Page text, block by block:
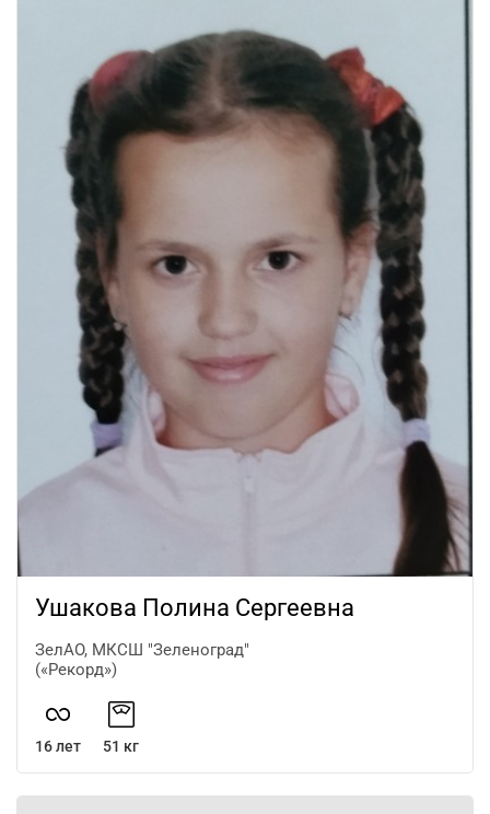
Ушакова Полина Сергеевна
ЗелАО, МКСШ "Зеленоград"
(«Рекорд»)
16 лет 51 кг